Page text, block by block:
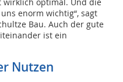
enorm wichtig“, sagt
Bau. Auch der gute
ist ein
Nutzen